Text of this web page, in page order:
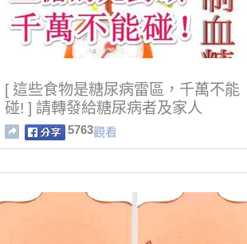
[ 這些食物是糖尿病雷區，千萬不能
碰! ] 請轉發給糖尿病者及家人
5763觀看